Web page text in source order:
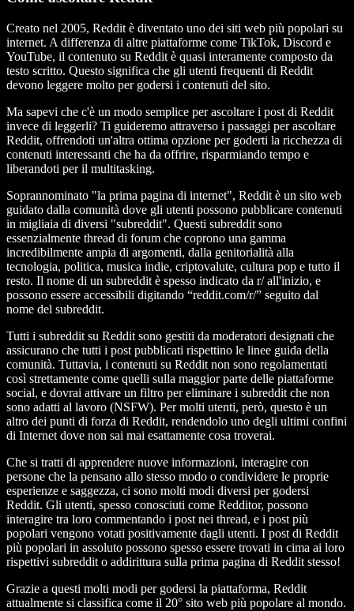
Creato nel 2005, Reddit è diventato uno dei siti web più popolari su
internet. A differenza di altre piattaforme come TikTok, Discord e
YouTube, il contenuto su Reddit è quasi interamente composto da
testo scritto. Questo significa che gli utenti frequenti di Reddit
devono leggere molto per godersi i contenuti del sito.
Ma sapevi che c'è un modo semplice per ascoltare i post di Reddit
invece di leggerli? Ti guideremo attraverso i passaggi per ascoltare
Reddit, offrendoti un'altra ottima opzione per goderti la ricchezza di
contenuti interessanti che ha da offrire, risparmiando tempo e
liberandoti per il multitasking.
Soprannominato "la prima pagina di internet", Reddit è un sito web
guidato dalla comunità dove gli utenti possono pubblicare contenuti
in migliaia di diversi "subreddit". Questi subreddit sono
essenzialmente thread di forum che coprono una gamma
incredibilmente ampia di argomenti, dalla genitorialità alla
tecnologia, politica, musica indie, criptovalute, cultura pop e tutto il
resto. Il nome di un subreddit è spesso indicato da r/ all'inizio, e
possono essere accessibili digitando “reddit.com/r/” seguito dal
nome del subreddit.
Tutti i subreddit su Reddit sono gestiti da moderatori designati che
assicurano che tutti i post pubblicati rispettino le linee guida della
comunità. Tuttavia, i contenuti su Reddit non sono regolamentati
così strettamente come quelli sulla maggior parte delle piattaforme
social, e dovrai attivare un filtro per eliminare i subreddit che non
sono adatti al lavoro (NSFW). Per molti utenti, però, questo è un
altro dei punti di forza di Reddit, rendendolo uno degli ultimi confini
di Internet dove non sai mai esattamente cosa troverai.
Che si tratti di apprendere nuove informazioni, interagire con
persone che la pensano allo stesso modo o condividere le proprie
esperienze e saggezza, ci sono molti modi diversi per godersi
Reddit. Gli utenti, spesso conosciuti come Redditor, possono
interagire tra loro commentando i post nei thread, e i post più
popolari vengono votati positivamente dagli utenti. I post di Reddit
più popolari in assoluto possono spesso essere trovati in cima ai loro
rispettivi subreddit o addirittura sulla prima pagina di Reddit stesso!
Grazie a questi molti modi per godersi la piattaforma, Reddit
attualmente si classifica come il 20° sito web più popolare al mondo.